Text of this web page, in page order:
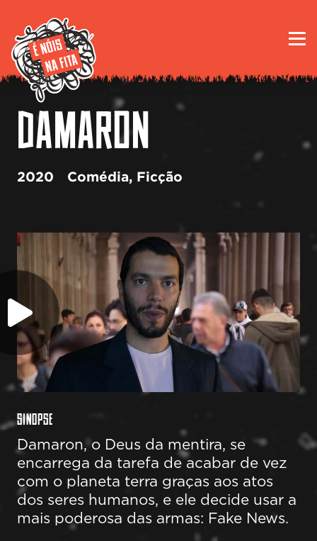
DAMARON
2020 Comédia, Ficção
SINOPSE
Damaron, o Deus da mentira, se
encarrega da tarefa de acabar de vez
com o planeta terra graças aos atos
dos seres humanos, e ele decide usar a
mais poderosa das armas: Fake News.